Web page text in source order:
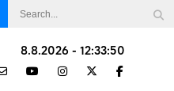
8.8.2026 - 12:33:51